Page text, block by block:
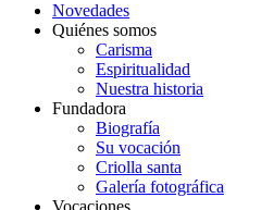
Novedades
Quiénes somos
Carisma
Espiritualidad
Nuestra historia
Fundadora
Biografía
Su vocación
Criolla santa
Galería fotográfica
Vocaciones